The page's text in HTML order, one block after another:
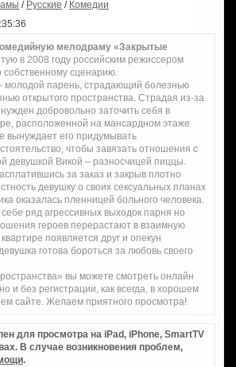
/ Русские / Комедии
мелодраму «Закрытые
в 2008 году российским режиссером
собственному сценарию.
молодой парень, страдающий болезнью
открытого пространства. Страдая из-за
добровольно заточить себя в
расположенной на мансардном этаже
вынуждает его придумывать
чтобы завязать отношения с
девушкой Викой – разносчицей пиццы.
за заказ и закрыв плотно
девушку о своих сексуальных планах
оказалась пленницей больного человека.
ряд агрессивных выходок парня но
героев перерастают в взаимную
появляется друг и опекун
готова бороться за любовь своего
вы можете смотреть онлайн
и без регистрации, как всегда, в хорошем
сайте. Желаем приятного просмотра!
для просмотра на iPad, iPhone, SmartTV
В случае возникновения проблем,
.